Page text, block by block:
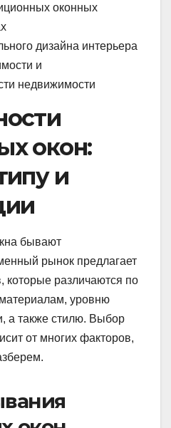
оконных
дизайна интерьера
и
недвижимости
окон:
и
бывают
рынок предлагает
которые различаются по
уровню
а также стилю. Выбор
от многих факторов,